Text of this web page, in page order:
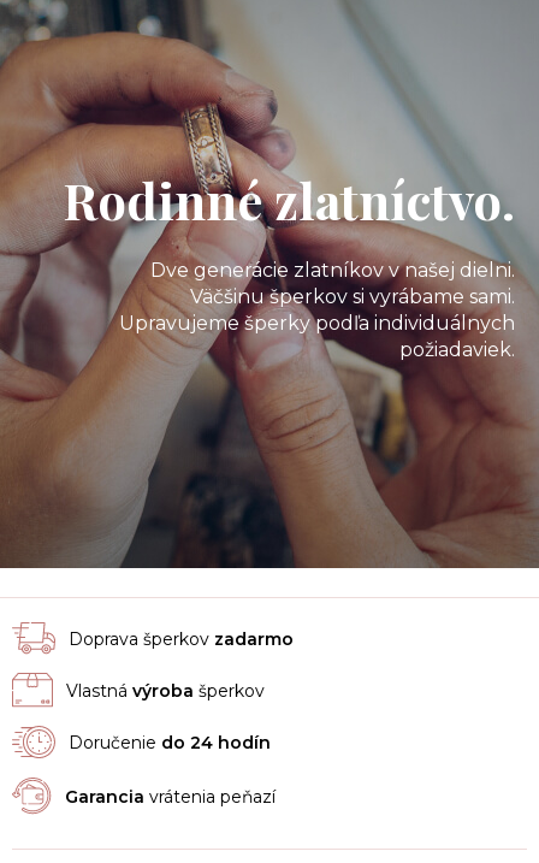
Rodinné zlatníctvo.
Dve generácie zlatníkov v našej dielni.
Väčšinu šperkov si vyrábame sami.
Upravujeme šperky podľa individuálnych
požiadaviek.
Doprava šperkov zadarmo
Vlastná výroba šperkov
Doručenie do 24 hodín
Garancia vrátenia peňazí